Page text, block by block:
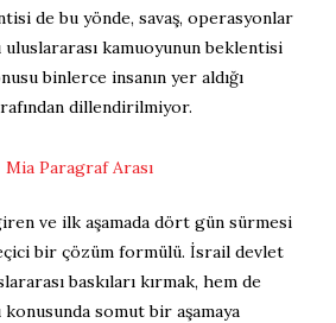
de bu yönde, savaş, operasyonlar
kamuoyunun beklentisi
binlerce insanın yer aldığı
dillendirilmiyor.
ve ilk aşamada dört gün sürmesi
bir çözüm formülü. İsrail devlet
baskıları kırmak, hem de
somut bir aşamaya